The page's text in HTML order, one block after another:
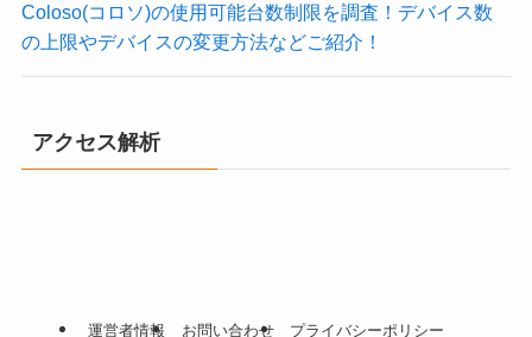
Coloso(コロソ)の使用可能台数制限を調査！デバイス数
の上限やデバイスの変更方法などご紹介！
アクセス解析
運営者情報 お問い合わせ プライバシーポリシー